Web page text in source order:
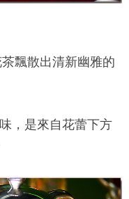
飄散出清新幽雅的
，是來自花蕾下方